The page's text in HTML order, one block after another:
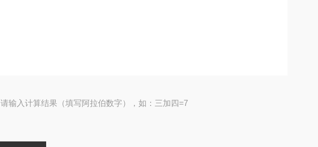
请输入计算结果（填写阿拉伯数字），如：三加四=7